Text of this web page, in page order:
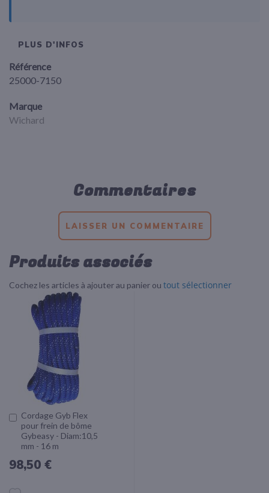
PLUS D'INFOS
Référence
25000-7150
Marque
Wichard
Commentaires
LAISSER UN COMMENTAIRE
Produits associés
Cochez les articles à ajouter au panier ou tout sélectionner
Cordage Gyb Flex
pour frein de bôme
Gybeasy - Diam:10,5
mm - 16 m
98,50 €
Ajouter
au
panier